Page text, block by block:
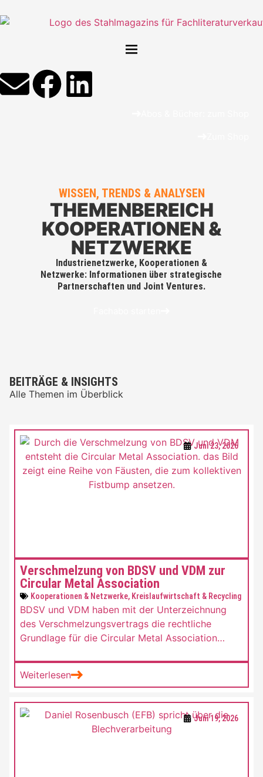
WISSEN, TRENDS & ANALYSEN
THEMENBEREICH
KOOPERATIONEN &
NETZWERKE
Industrienetzwerke, Kooperationen &
Netzwerke: Informationen über strategische
Partnerschaften und Joint Ventures.
BEITRÄGE & INSIGHTS
Alle Themen im Überblick
Juni 23, 2026
Verschmelzung von BDSV und VDM zur
Circular Metal Association
Kooperationen & Netzwerke, Kreislaufwirtschaft & Recycling
BDSV und VDM haben mit der Unterzeichnung
des Verschmelzungsvertrags die rechtliche
Grundlage für die Circular Metal Association
neue Branchenvertretung künftig die Interessen
des Stahl- und Metallrecyclings auf nationaler und
Weiterlesen
Juni 19, 2026